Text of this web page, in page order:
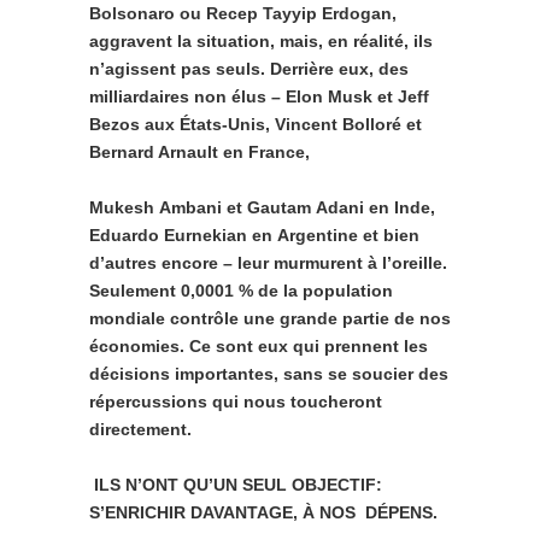
Bolsonaro ou Recep Tayyip Erdogan,
aggravent la situation, mais, en réalité, ils
n’agissent pas seuls. Derrière eux, des
milliardaires non élus – Elon Musk et Jeff
Bezos aux États-Unis, Vincent Bolloré et
Bernard Arnault en France,
Mukesh Ambani et Gautam Adani en Inde,
Eduardo Eurnekian en Argentine et bien
d’autres encore – leur murmurent à l’oreille.
Seulement 0,0001 % de la population
mondiale contrôle une grande partie de nos
économies. Ce sont eux qui prennent les
décisions importantes, sans se soucier des
répercussions qui nous toucheront
directement.
ILS N’ONT QU’UN SEUL OBJECTIF:
S’ENRICHIR DAVANTAGE, À NOS DÉPENS.